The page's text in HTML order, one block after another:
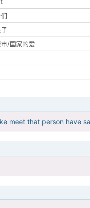
/国家的爱
meet that person have